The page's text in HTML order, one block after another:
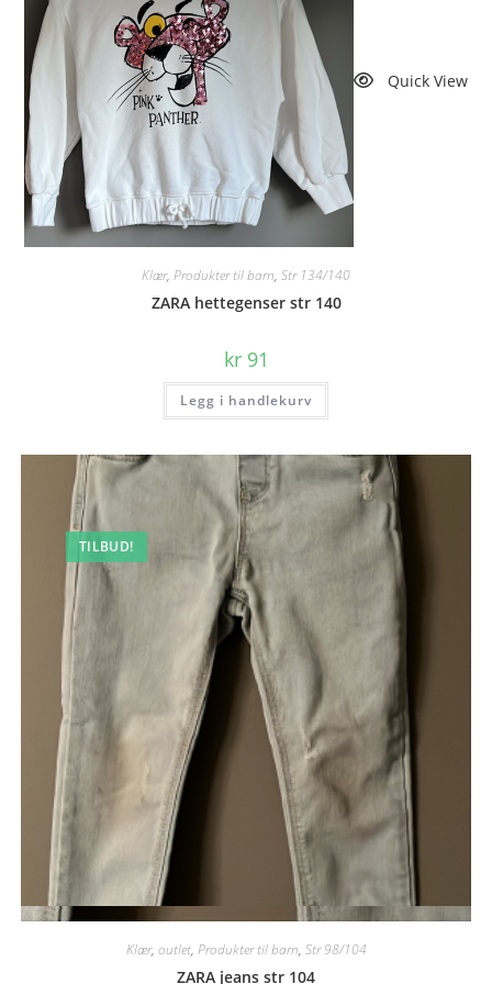
Quick View
Klær, Produkter til barn, Str 134/140
ZARA hettegenser str 140
kr91
Legg i handlekurv
TILBUD!
Quick View
Klær, outlet, Produkter til barn, Str 98/104
ZARA jeans str 104